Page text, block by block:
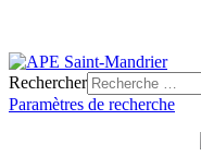
Rechercher
Paramètres de recherche